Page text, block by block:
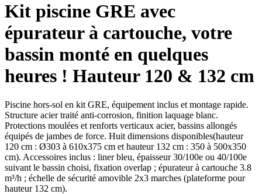
Kit piscine GRE avec
épurateur à cartouche, votre
bassin monté en quelques
heures ! Hauteur 120 & 132 cm
Piscine hors-sol en kit GRE, équipement inclus et montage rapide.
Structure acier traité anti-corrosion, finition laquage blanc.
Protections moulées et renforts verticaux acier, bassins allongés
équipés de jambes de force. Huit dimensions disponibles(hauteur
120 cm : Ø303 à 610x375 cm et hauteur 132 cm : 350 à 500x350
cm). Accessoires inclus : liner bleu, épaisseur 30/100e ou 40/100e
suivant le bassin choisi, fixation overlap ; épurateur à cartouche 3.8
m³/h ; échelle de sécurité amovible 2x3 marches (plateforme pour
hauteur 132 cm).